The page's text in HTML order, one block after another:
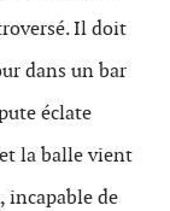
Il doit
dans un bar
éclate
la balle vient
incapable de